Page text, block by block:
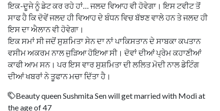
ਇਕ-ਦੂਜੇ ਨੂੰ ਡੇਟ ਕਰ ਰਹੇ ਹਾਂ… ਜਲਦ ਵਿਆਹ ਵੀ ਹੋਵੇਗਾ। ਇਸ ਟਵੀਟ ਤੋਂ
ਸਾਫ ਹੈ ਕਿ ਦੋਵੇਂ ਜਲਦ ਹੀ ਵਿਆਹ ਦੇ ਬੰਧਨ ਵਿਚ ਬੱਝਣ ਵਾਲੇ ਹਨ ਤੇ ਜਲਦ ਹੀ
ਇਸ ਦਾ ਐਲਾਨ ਵੀ ਹੋਵੇਗਾ।
ਇਕ ਸਮਾਂ ਸੀ ਜਦੋਂ ਸੁਸ਼ਮਿਤਾ ਸੇਨ ਦਾ ਨਾਂ ਪਾਕਿਸਤਾਨ ਦੇ ਸਾਬਕਾ ਕਪਤਾਨ
ਵਸੀਮ ਅਕਰਮ ਨਾਲ ਜੁੜਿਆ ਹੋਇਆ ਸੀ। ਦੋਵਾਂ ਦੀਆਂ ਪ੍ਰੇਮ ਕਹਾਣੀਆਂ
ਕਾਫੀ ਆਮ ਸਨ। ਪਰ ਇਸ ਵਾਰ ਸੁਸ਼ਮਿਤਾ ਦੀ ਲਲਿਤ ਮੋਦੀ ਨਾਲ ਡੇਟਿੰਗ
ਦੀਆਂ ਖਬਰਾਂ ਨੇ ਤੂਫਾਨ ਮਚਾ ਦਿੱਤਾ ਹੈ।
Beauty queen Sushmita Sen will get married with Modi at
the age of 47